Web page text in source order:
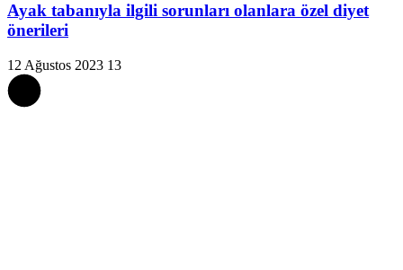
Ayak tabanıyla ilgili sorunları olanlara özel diyet
önerileri
12 Ağustos 2023 13